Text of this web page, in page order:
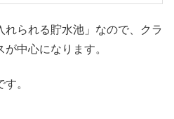
れられる貯水池」なので、クラ
中心になります。
。